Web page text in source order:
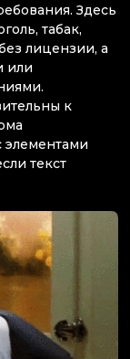
Здесь
табак,
лицензии, а
или
к
элементами
текст